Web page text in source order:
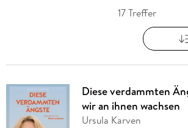
17 Treffer
Diese verdammten
wir an ihnen wachsen
Ursula Karven